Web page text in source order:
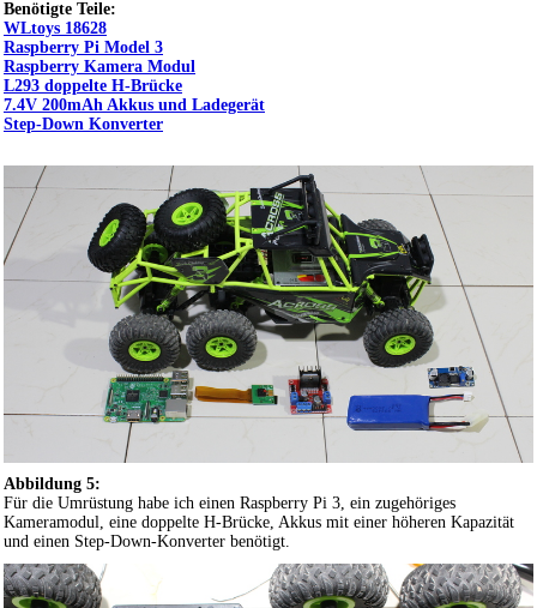
Benötigte Teile:
WLtoys 18628
Raspberry Pi Model 3
Raspberry Kamera Modul
L293 doppelte H-Brücke
7.4V 200mAh Akkus und Ladegerät
Step-Down Konverter
Abbildung 5:
Für die Umrüstung habe ich einen Raspberry Pi 3, ein zugehöriges
Kameramodul, eine doppelte H-Brücke, Akkus mit einer höheren Kapazität
und einen Step-Down-Konverter benötigt.